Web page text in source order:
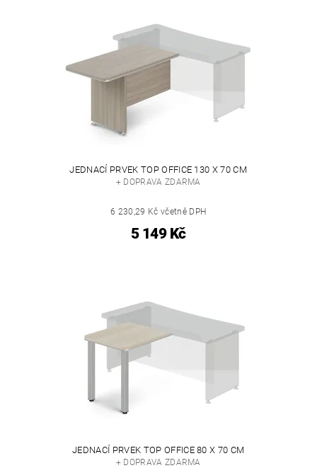
JEDNACÍ PRVEK TOP OFFICE 130 X 70 CM
+ DOPRAVA ZDARMA
6 230,29 Kč včetně DPH
5 149 Kč
JEDNACÍ PRVEK TOP OFFICE 80 X 70 CM
+ DOPRAVA ZDARMA